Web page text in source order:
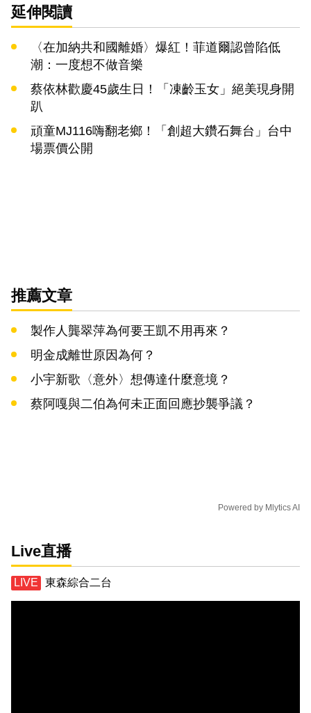
延伸閱讀
〈在加納共和國離婚〉爆紅！菲道爾認曾陷低
潮：一度想不做音樂
蔡依林歡慶45歲生日！「凍齡玉女」絕美現身開
趴
頑童MJ116嗨翻老鄉！「創超大鑽石舞台」台中
場票價公開
推薦文章
製作人龔翠萍為何要王凱不用再來？
明金成離世原因為何？
小宇新歌〈意外〉想傳達什麼意境？
蔡阿嘎與二伯為何未正面回應抄襲爭議？
Powered by Mlytics AI
Live直播
東森綜合二台